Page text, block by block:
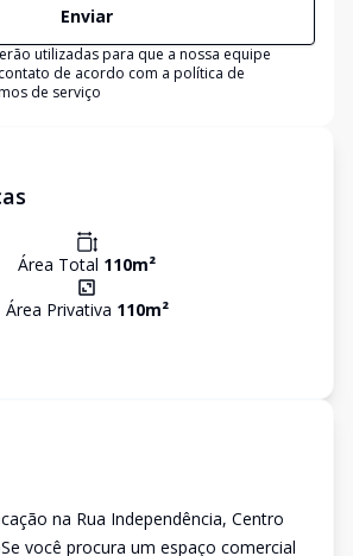
Enviar
utilizadas para que a nossa equipe
de acordo com a política de
de serviço
Área Total 110m²
Área Privativa 110m²
na Rua Independência, Centro
você procura um espaço comercial